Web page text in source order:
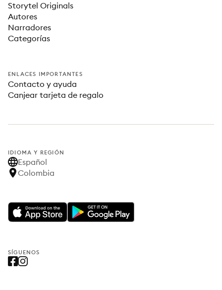
Storytel Originals
Autores
Narradores
Categorías
ENLACES IMPORTANTES
Contacto y ayuda
Canjear tarjeta de regalo
IDIOMA Y REGIÓN
Español
Colombia
SÍGUENOS